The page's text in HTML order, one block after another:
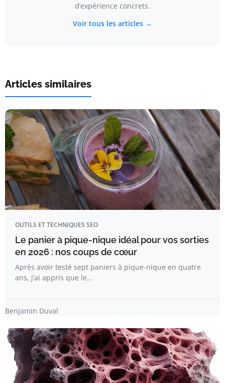
d’expérience concrets.
Voir tous les articles →
Articles similaires
OUTILS ET TECHNIQUES SEO
Le panier à pique-nique idéal pour vos sorties
en 2026 : nos coups de cœur
Après avoir testé sept paniers à pique-nique en quatre
ans, j’ai appris que le…
Benjamin Duval